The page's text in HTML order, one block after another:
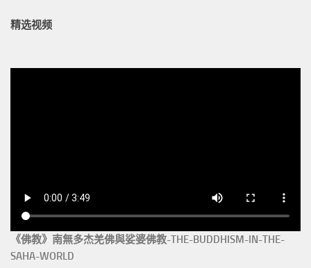
精选视频
《佛教》南無多杰羌佛與娑婆佛教-THE-BUDDHISM-IN-THE-
SAHA-WORLD